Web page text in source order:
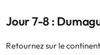
Jour 7-8 :
Retournez sur le